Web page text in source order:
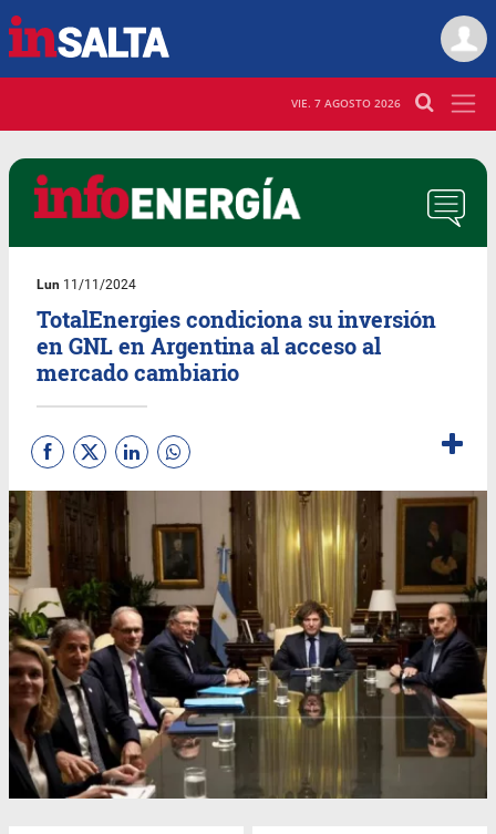
VIE. 7 AGOSTO 2026
Lun 11/11/2024
TotalEnergies condiciona su inversión
en GNL en Argentina al acceso al
mercado cambiario